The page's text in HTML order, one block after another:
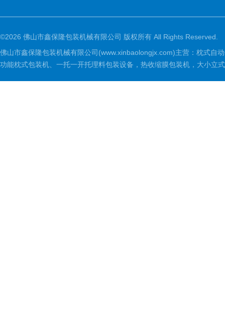
©2026 佛山市鑫保隆包装机械有限公司 版权所有 All Rights Reserved.
佛山市鑫保隆包装机械有限公司(www.xinbaolongjx.com)主营：枕式自
功能枕式包装机、一托一开托理料包装设备，热收缩膜包装机，大小立